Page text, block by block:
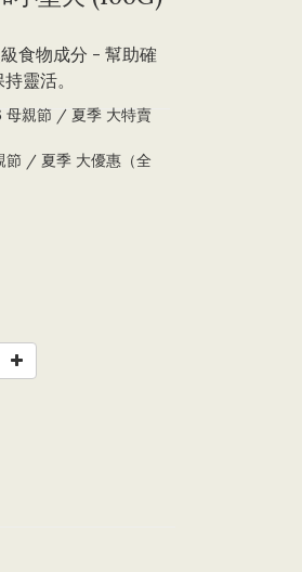
食物成分 - 幫助確
靈活。
母親節 / 夏季 大特賣
節 / 夏季 大優惠（全